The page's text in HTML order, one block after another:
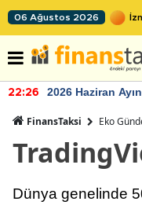
06 Ağustos 2026
22:26 2026 Haziran
FinansTaksi Eko
Dünya genelinde